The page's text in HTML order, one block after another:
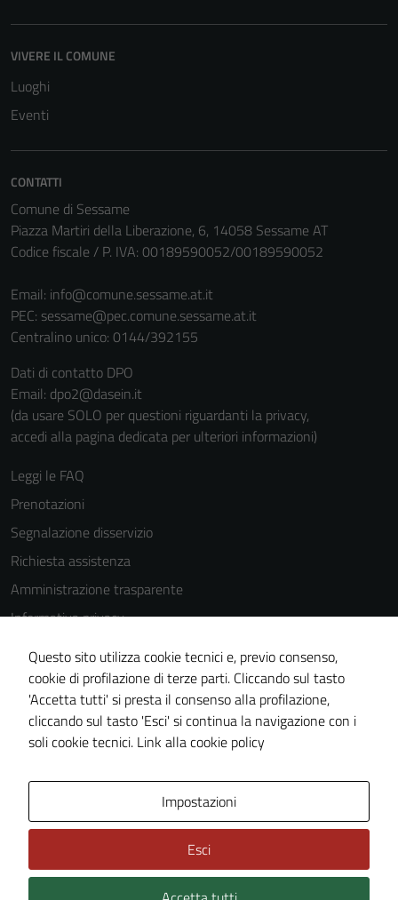
VIVERE IL COMUNE
Luoghi
Eventi
CONTATTI
Comune di Sessame
Piazza Martiri della Liberazione, 6, 14058 Sessame AT
Codice fiscale / P. IVA: 00189590052/00189590052
Email: info@comune.sessame.at.it
PEC: sessame@pec.comune.sessame.at.it
Centralino unico: 0144/392155
Dati di contatto DPO
Email: dpo2@dasein.it
(da usare SOLO per questioni riguardanti la privacy,
accedi alla pagina dedicata per ulteriori informazioni)
Leggi le FAQ
Prenotazioni
Segnalazione disservizio
Richiesta assistenza
Amministrazione trasparente
Informativa privacy
Cookie Policy
Note legali
Dichiarazione di accessibilità
Piano di miglioramento del sito
Questo sito utilizza cookie tecnici e, previo consenso,
cookie di profilazione di terze parti. Cliccando sul tasto
'Accetta tutti' si presta il consenso alla profilazione,
cliccando sul tasto 'Esci' si continua la navigazione con i
soli cookie tecnici. Link alla cookie policy
Impostazioni
Esci
funzionamento
non raccolgono